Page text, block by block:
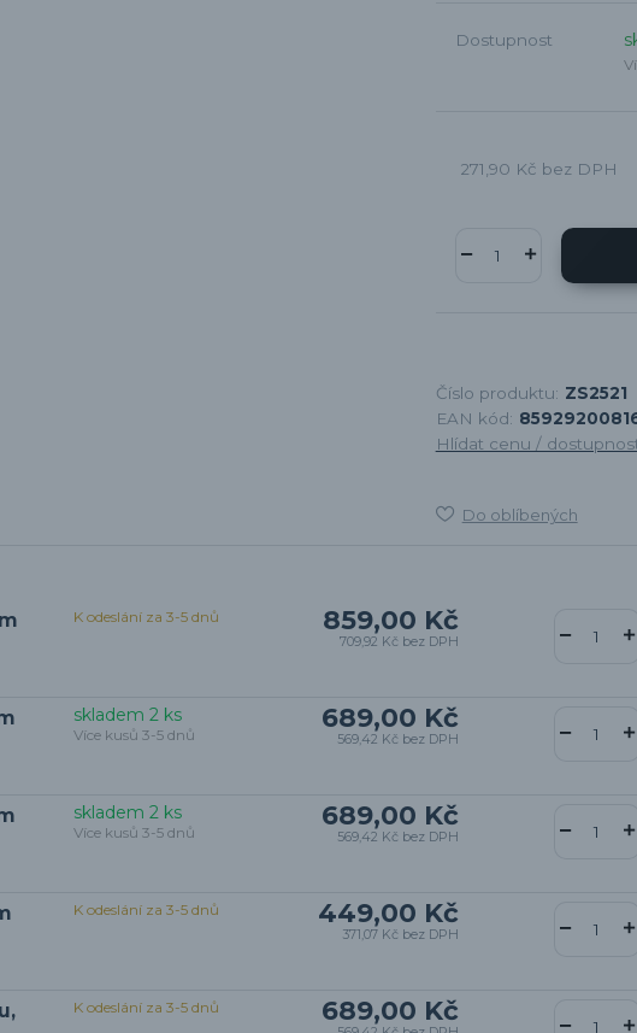
Dostupnost
271,90 Kč bez DPH
Číslo produktu: ZS2521
EAN kód:
Hlídat cenu /
Do oblíbených
859,00 Kč
709,92 Kč bez DPH
K odeslání za 3-5 dnů
689,00 Kč
569,42 Kč bez DPH
skladem 2 ks
Více kusů 3-5 dnů
689,00 Kč
569,42 Kč bez DPH
skladem 2 ks
Více kusů 3-5 dnů
449,00 Kč
371,07 Kč bez DPH
K odeslání za 3-5 dnů
689,00 Kč
K odeslání za 3-5 dnů